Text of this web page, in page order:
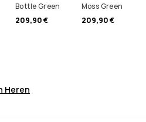
Bottle Green
209,90 €
Moss Green
209,90 €
Heren